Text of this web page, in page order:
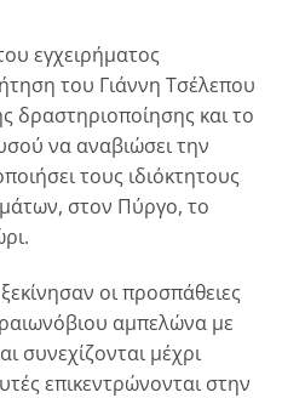
εγχειρήματος
του Γιάννη Τσέλεπου
δραστηριοποίησης και το
να αναβιώσει την
τους ιδιόκτητους
στον Πύργο, το
οι προσπάθειες
αμπελώνα με
συνεχίζονται μέχρι
επικεντρώνονται στην